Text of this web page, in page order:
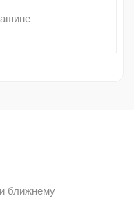
ближнему